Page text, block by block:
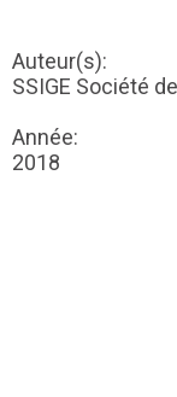
Auteur(s):
SSIGE Société
Année:
2018